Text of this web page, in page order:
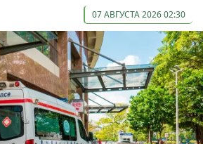
07 АВГУСТА 2026 02:30